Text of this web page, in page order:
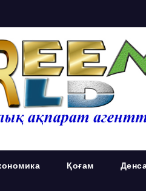
Қоғам